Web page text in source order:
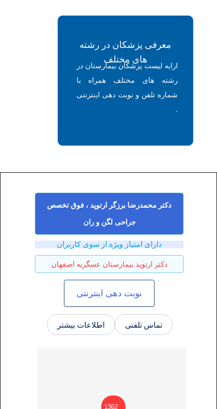
معرفی پزشکان در رشته
های مختلف
ارایه لیست پزشکان بیمارستان در
رشته های مختلف همراه با
شماره تلفن و نوبت دهی اینترنتی
دکتر محمدرضا برزگر ارتوپد ، فوق تخصص
جراحی لگن و ران
دارای امتیاز ویژه از سوی کاربران
دکتر ارتوپد بیمارستان عسگریه اصفهان
نوبت دهی اینترنتی
تماس تلفنی اطلاعات بیشتر